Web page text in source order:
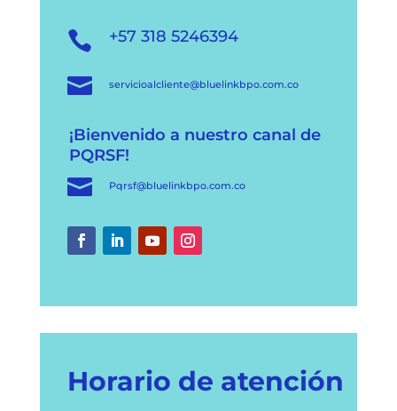
 +57 318 5246394
 servicioalcliente@bluelinkbpo.com.co
¡Bienvenido a nuestro canal de
PQRSF!
 Pqrsf@bluelinkbpo.com.co
Horario de atención